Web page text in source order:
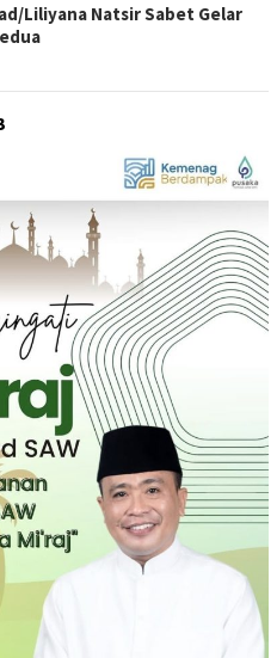
Liliyana Natsir Sabet Gelar